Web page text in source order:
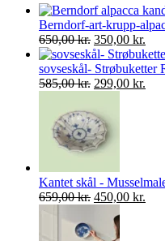
Berndorf-art-krupp-
650,00kr. Den
oprindelige
pris
var:
350,00 kr.
pris
sovseskål- Strøbuketter
585,00kr. Den
pris
var:
585,00 kr..
299,00 kr.
Kantet skål -
659,00kr. Den
450,00 kr.